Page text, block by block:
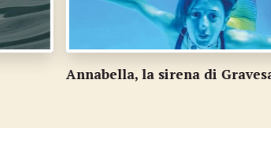
Il Darts club Lugano fa